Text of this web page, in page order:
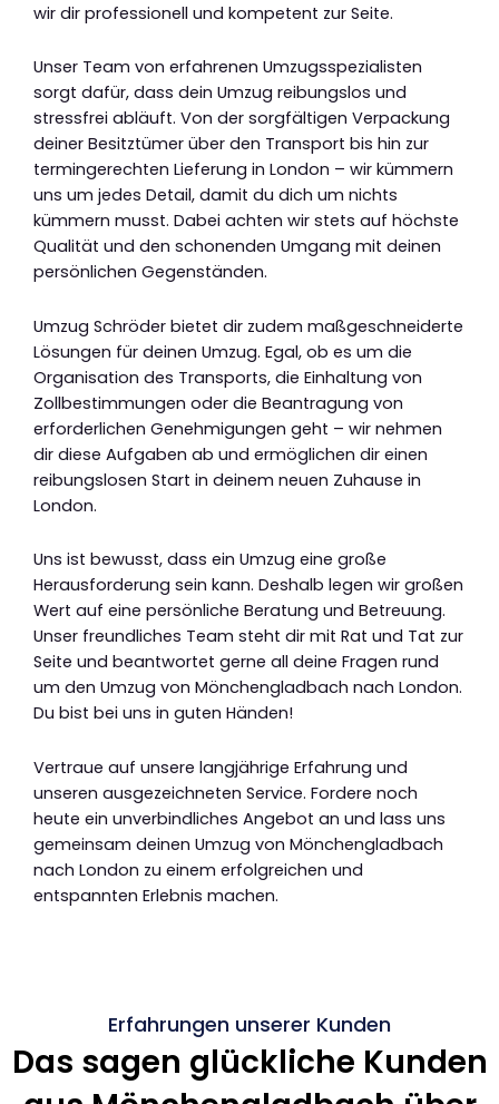
wir dir professionell und kompetent zur Seite.
Unser Team von erfahrenen Umzugsspezialisten
sorgt dafür, dass dein Umzug reibungslos und
stressfrei abläuft. Von der sorgfältigen Verpackung
deiner Besitztümer über den Transport bis hin zur
termingerechten Lieferung in London – wir kümmern
uns um jedes Detail, damit du dich um nichts
kümmern musst. Dabei achten wir stets auf höchste
Qualität und den schonenden Umgang mit deinen
persönlichen Gegenständen.
Umzug Schröder bietet dir zudem maßgeschneiderte
Lösungen für deinen Umzug. Egal, ob es um die
Organisation des Transports, die Einhaltung von
Zollbestimmungen oder die Beantragung von
erforderlichen Genehmigungen geht – wir nehmen
dir diese Aufgaben ab und ermöglichen dir einen
reibungslosen Start in deinem neuen Zuhause in
London.
Uns ist bewusst, dass ein Umzug eine große
Herausforderung sein kann. Deshalb legen wir großen
Wert auf eine persönliche Beratung und Betreuung.
Unser freundliches Team steht dir mit Rat und Tat zur
Seite und beantwortet gerne all deine Fragen rund
um den Umzug von Mönchengladbach nach London.
Du bist bei uns in guten Händen!
Vertraue auf unsere langjährige Erfahrung und
unseren ausgezeichneten Service. Fordere noch
heute ein unverbindliches Angebot an und lass uns
gemeinsam deinen Umzug von Mönchengladbach
nach London zu einem erfolgreichen und
entspannten Erlebnis machen.
Erfahrungen unserer Kunden
Das sagen glückliche Kunden